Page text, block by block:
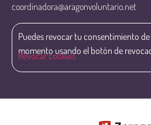
coordinadora@aragonvoluntario.net
Puedes revocar tu consentimiento
momento usando el botón de
Revocar cookies